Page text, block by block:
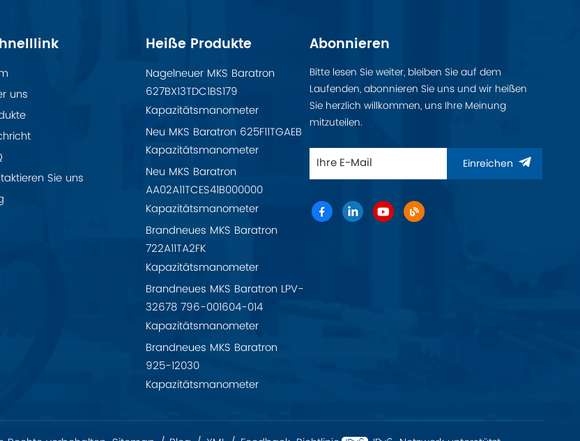
uns
Sie uns
Heiße Produkte
Nagelneuer MKS Baratron
627BX13TDC1BS179
Kapazitätsmanometer
Neu MKS Baratron 625F11TGAEB
Kapazitätsmanometer
Neu MKS Baratron
AA02A11TCES41B000000
Kapazitätsmanometer
Brandneues MKS Baratron
722A11TA2FK
Kapazitätsmanometer
Brandneues MKS Baratron LPV-
32678 796-001604-014
Kapazitätsmanometer
Brandneues MKS Baratron
925-12030
Kapazitätsmanometer
Abonnieren
Bitte lesen Sie weiter, bleiben Sie auf dem
Laufenden, abonnieren Sie uns und wir heißen
Sie herzlich willkommen, uns Ihre Meinung
mitzuteilen.
Einreichen